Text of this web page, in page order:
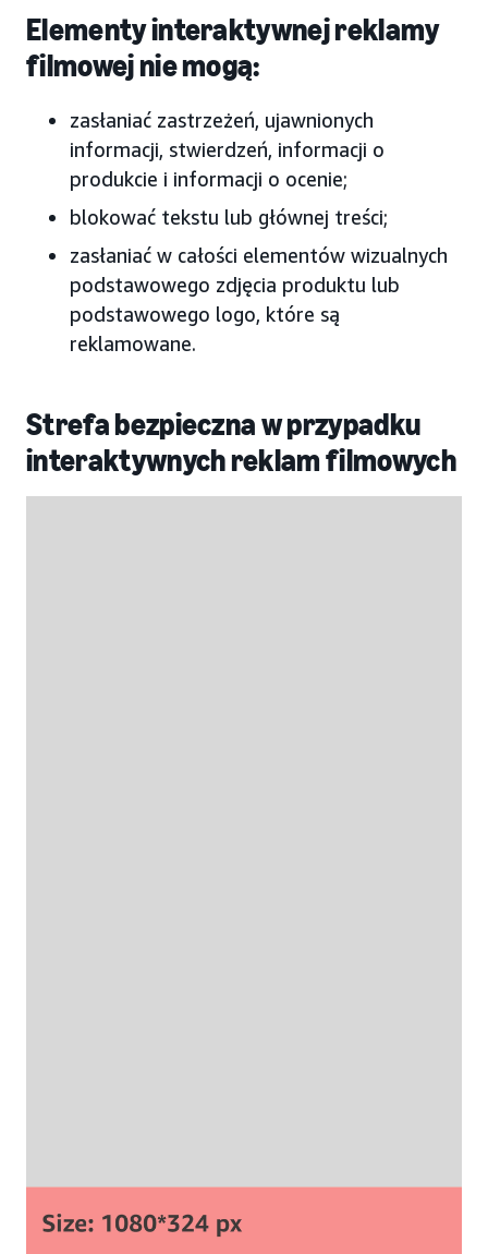
Elementy interaktywnej reklamy
filmowej nie mogą:
zasłaniać zastrzeżeń, ujawnionych
informacji, stwierdzeń, informacji o
produkcie i informacji o ocenie;
blokować tekstu lub głównej treści;
zasłaniać w całości elementów wizualnych
podstawowego zdjęcia produktu lub
podstawowego logo, które są
reklamowane.
Strefa bezpieczna w przypadku
interaktywnych reklam filmowych